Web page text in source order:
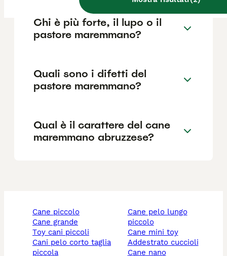
Chi è più forte, il lupo o il
pastore maremmano?
Quali sono i difetti del
pastore maremmano?
Qual è il carattere del cane
maremmano abruzzese?
cane piccolo
cane grande
toy cani piccoli
cani pelo corto taglia
piccola
cane pelo lungo
piccolo
cane mini toy
addestrato cuccioli
cane nano